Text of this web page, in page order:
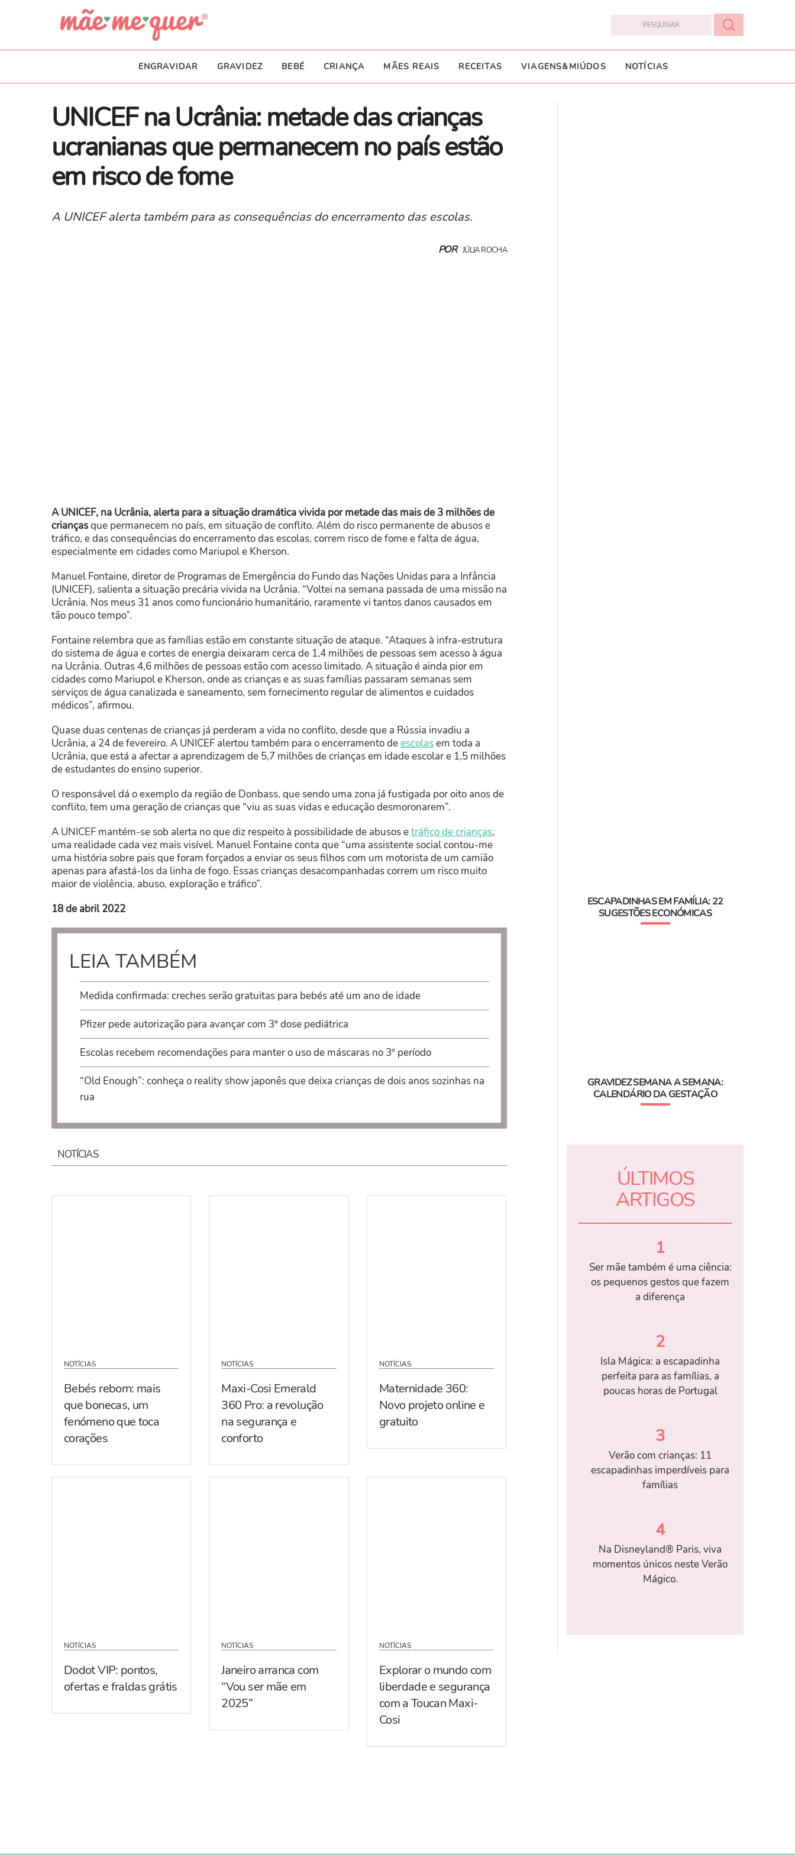
ENGRAVIDAR GRAVIDEZ BEBÉ CRIANÇA MÃES REAIS RECEITAS VIAGENS&MIÚDOS NOTÍCIAS
UNICEF na Ucrânia: metade das crianças
ucranianas que permanecem no país estão
em risco de fome
A UNICEF alerta também para as consequências do encerramento das escolas.
POR JÚLIA ROCHA
A UNICEF, na Ucrânia, alerta para a situação dramática vivida por metade das mais de 3 milhões de
criançasque permanecem no país, em situação de conflito. Além do risco permanente de abusos e
tráfico, e das consequências do encerramento das escolas, correm risco de fome e falta de água,
especialmente em cidades como Mariupol e Kherson.
Manuel Fontaine, diretor de Programas de Emergência do Fundo das Nações Unidas para a Infância
(UNICEF), salienta a situação precária vivida na Ucrânia. “Voltei na semana passada de uma missão na
Ucrânia. Nos meus 31 anos como funcionário humanitário, raramente vi tantos danos causados em
tão pouco tempo”.
Fontaine relembra que as famílias estão em constante situação de ataque. “Ataques à infra-estrutura
do sistema de água e cortes de energia deixaram cerca de 1,4 milhões de pessoas sem acesso à água
na Ucrânia. Outras 4,6 milhões de pessoas estão com acesso limitado. A situação é ainda pior em
cidades como Mariupol e Kherson, onde as crianças e as suas famílias passaram semanas sem
serviços de água canalizada e saneamento, sem fornecimento regular de alimentos e cuidados
médicos”, afirmou.
Quase duas centenas de crianças já perderam a vida no conflito, desde que a Rússia invadiu a
Ucrânia, a 24 de fevereiro. A UNICEF alertou também para o encerramento deescolasem toda a
Ucrânia, que está a afectar a aprendizagem de 5,7 milhões de crianças em idade escolar e 1,5 milhões
de estudantes do ensino superior.
O responsável dá o exemplo da região de Donbass, que sendo uma zona já fustigada por oito anos de
conflito, tem uma geração de crianças que “viu as suas vidas e educação desmoronarem”.
A UNICEF mantém-se sob alerta no que diz respeito à possibilidade de abusos etráfico de crianças,
uma realidade cada vez mais visível. Manuel Fontaine conta que “uma assistente social contou-me
uma história sobre pais que foram forçados a enviar os seus filhos com um motorista de um camião
apenas para afastá-los da linha de fogo. Essas crianças desacompanhadas correm um risco muito
maior de violência, abuso, exploração e tráfico”.
18 de abril 2022
LEIA TAMBÉM
Medida confirmada: creches serão gratuitas para bebés até um ano de idade
Pfizer pede autorização para avançar com 3ª dose pediátrica
Escolas recebem recomendações para manter o uso de máscaras no 3º período
“Old Enough”: conheça o reality show japonês que deixa crianças de dois anos sozinhas na
rua
NOTÍCIAS
NOTÍCIAS
Bebés reborn: mais
que bonecas, um
fenómeno que toca
corações
NOTÍCIAS
Maxi-Cosi Emerald
360 Pro: a revolução
na segurança e
conforto
NOTÍCIAS
Maternidade 360:
Novo projeto online e
gratuito
NOTÍCIAS
Dodot VIP: pontos,
ofertas e fraldas grátis
NOTÍCIAS
Janeiro arranca com
“Vou ser mãe em
2025”
NOTÍCIAS
Explorar o mundo com
liberdade e segurança
com a Toucan Maxi-
Cosi
ESCAPADINHAS EM FAMÍLIA: 22
SUGESTÕES ECONÓMICAS
GRAVIDEZ SEMANA A SEMANA:
CALENDÁRIO DA GESTAÇÃO
ÚLTIMOS
ARTIGOS
1
Ser mãe também é uma ciência:
os pequenos gestos que fazem
a diferença
2
Isla Mágica: a escapadinha
perfeita para as famílias, a
poucas horas de Portugal
3
Verão com crianças: 11
escapadinhas imperdíveis para
famílias
4
Na Disneyland® Paris, viva
momentos únicos neste Verão
Mágico.